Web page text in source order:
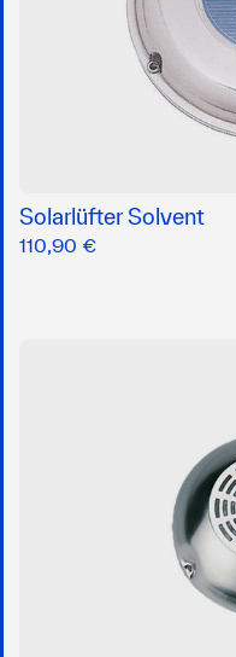
Solarlüfter Solvent
110,90 €